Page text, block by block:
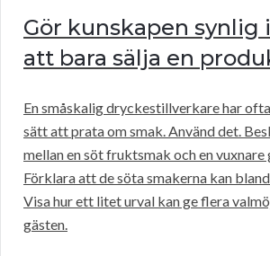
Gör kunskapen synlig
att bara sälja en
En småskalig dryckestillverkare har
sätt att prata om smak. Använd det.
mellan en söt fruktsmak och en
Förklara att de söta smakerna kan
Visa hur ett litet urval kan ge flera
gästen.